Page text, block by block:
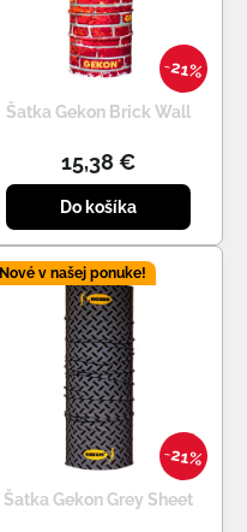
21%
Šatka Gekon Brick Wall
15,38 €
Do košíka
21%
Nové v našej ponuke!
Šatka Gekon Grey Sheet